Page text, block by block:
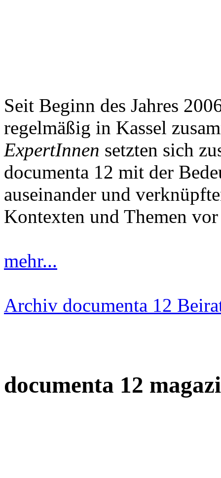
Seit Beginn des Jahres
regelmäßig in Kassel
ExpertInnen setzten sich
documenta 12 mit der
auseinander und
Kontexten und Themen
mehr...
Archiv documenta 12
documenta 12